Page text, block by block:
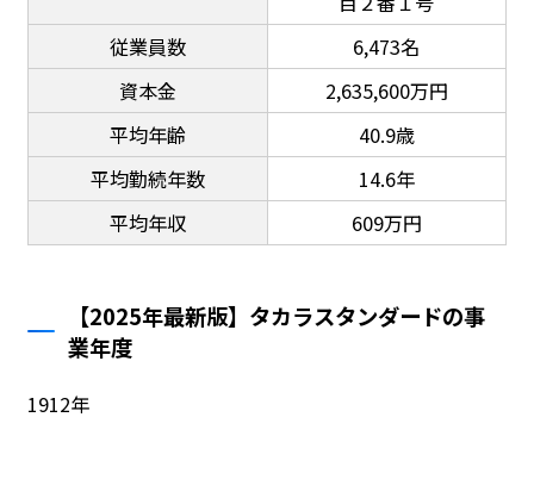
従業員数
6,473名
資本金
2,635,600万円
平均年齢
40.9歳
平均勤続年数
14.6年
平均年収
609万円
【2025年最新版】タカラスタンダードの事
業年度
1912年